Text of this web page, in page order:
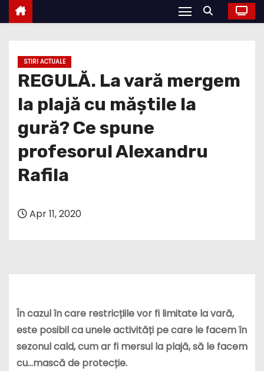
STIRI ACTUALE
REGULĂ. La vară mergem
la plajă cu măștile la
gură? Ce spune
profesorul Alexandru
Rafila
Apr 11, 2020
În cazul în care restricțiile vor fi limitate la vară,
este posibil ca unele activități pe care le facem în
sezonul cald, cum ar fi mersul la plajă, să le facem
cu…mască de protecție.